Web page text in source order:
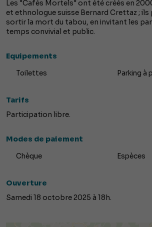
Les "Cafés Mortels" ont été créés en
et ethnologue suisse Bernard Crettaz ;
sortir la mort du tabou, en invitant les
temps convivial et public.
Equipements
Toilettes Parking à
Tarifs
Participation libre.
Modes de paiement
Chèque Espèces
Ouverture
Samedi 18 octobre 2025 à 18h.